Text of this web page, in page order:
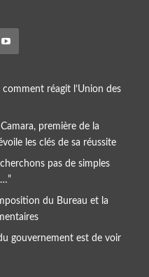
réagit l’Union des
première de la
les clés de sa réussite
pas de simples
du Bureau et la
gouvernement est de voir